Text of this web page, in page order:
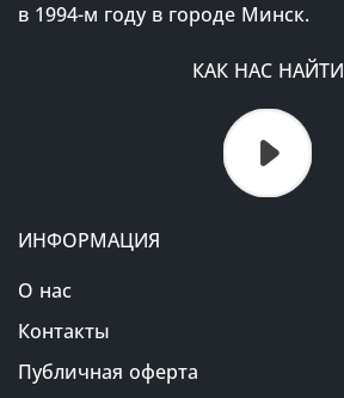
в 1994-м году в городе Минск.
КАК НАС НАЙТИ
ИНФОРМАЦИЯ
О нас
Контакты
Публичная оферта